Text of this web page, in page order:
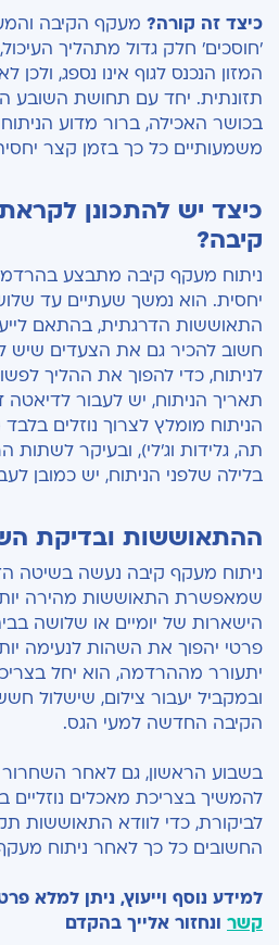
כיצד זה קורה? מעקף הקיבה
'חוסכים' חלק גדול מתהליך
המזון הנכנס לגוף אינו נספג,
תזונתית. יחד עם תחושת השובע
בכושר האכילה, ברור מדוע הניתוח
משמעותיים כל כך בזמן קצר
כיצד יש להתכונן
קיבה?
ניתוח מעקף קיבה מתבצע
יחסית. הוא נמשך שעתיים עד
התאוששות הדרגתית, בהתאם
חשוב להכיר גם את הצעדים שיש
לניתוח, כדי להפוך את ההליך
תאריך הניתוח, יש לעבור לדיאטה
הניתוח מומלץ לצרוך נוזלים
בלילה שלפני הניתוח, יש כמובן
ההתאוששות ובדיקת
ניתוח מעקף קיבה נעשה בשיטה
שמאפשרת התאוששות מהירה
הישארות של יומיים או שלושה
פרטי יהפוך את השהות לנעימה
יתעורר מההרדמה, הוא יחל
ובמקביל יעבור צילום, שישלול
הקיבה החדשה למעי הגס.
בשבוע הראשון, גם לאחר השחרור
להמשיך בצריכת מאכלים
לביקורת, כדי לוודא התאוששות
החשובים כל כך לאחר ניתוח
למידע נוסף וייעוץ, ניתן למלא
קשר ונחזור אלייך בהקדם